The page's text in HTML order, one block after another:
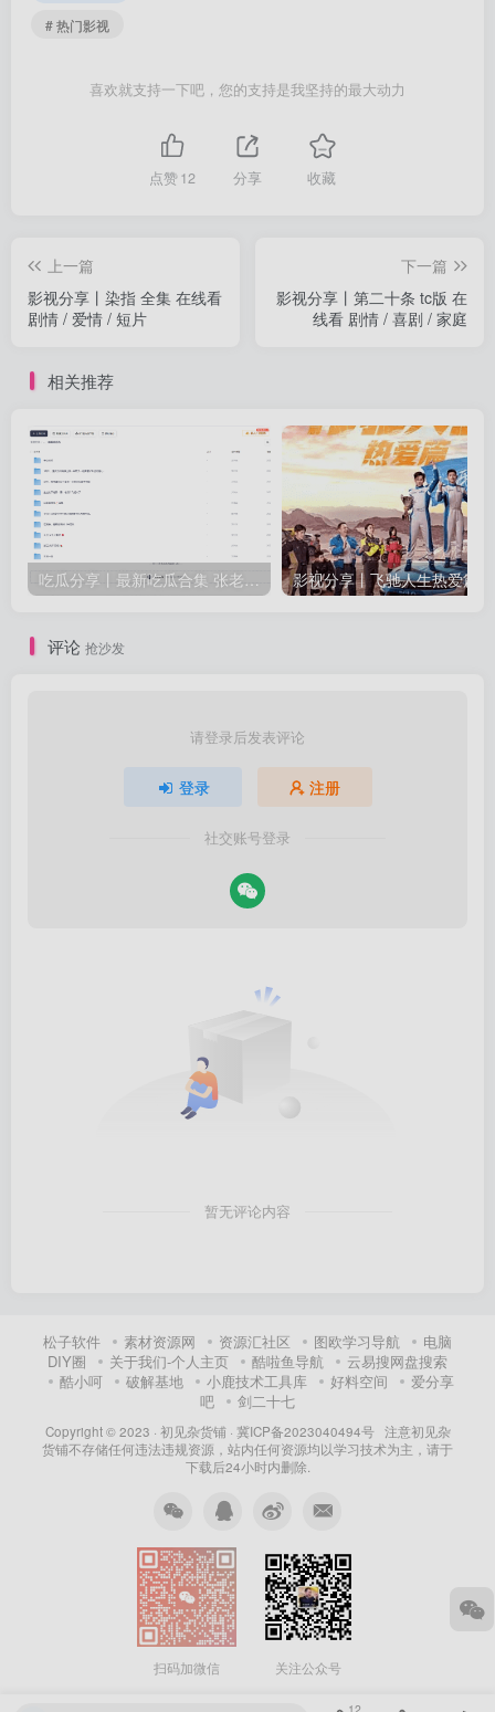
# 热门影视
喜欢就支持一下吧，您的支持是我坚持的最大动力
点赞12 分享 收藏
上一篇
影视分享丨染指 全集 在线看
剧情 / 爱情 / 短片
下一篇
影视分享丨第二十条 tc版 在
线看 剧情 / 喜剧 / 家庭
相关推荐
吃瓜分享丨最新吃瓜合集 张老师与学生等众多新瓜
评论 抢沙发
请登录后发表评论
登录 注册
社交账号登录
暂无评论内容
松子软件 素材资源网 资源汇社区 图欧学习导航
电脑
DIY圈
关于我们-个人主页 酷啦鱼导航
云易搜网盘搜索
酷小呵
破解基地 小鹿技术工具库 好料空间
爱分享
吧
剑二十七
Copyright © 2023 · 初见杂货铺· 冀ICP备2023040494号 注意初见杂
货铺不存储任何违法违规资源，站内任何资源均以学习技术为主，请于
下载后24小时内删除.
扫码加微信 关注公众号